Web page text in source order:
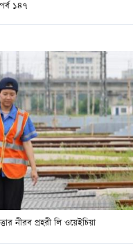
১৪৭
নীরব প্রহরী লি ওয়েইচিয়া